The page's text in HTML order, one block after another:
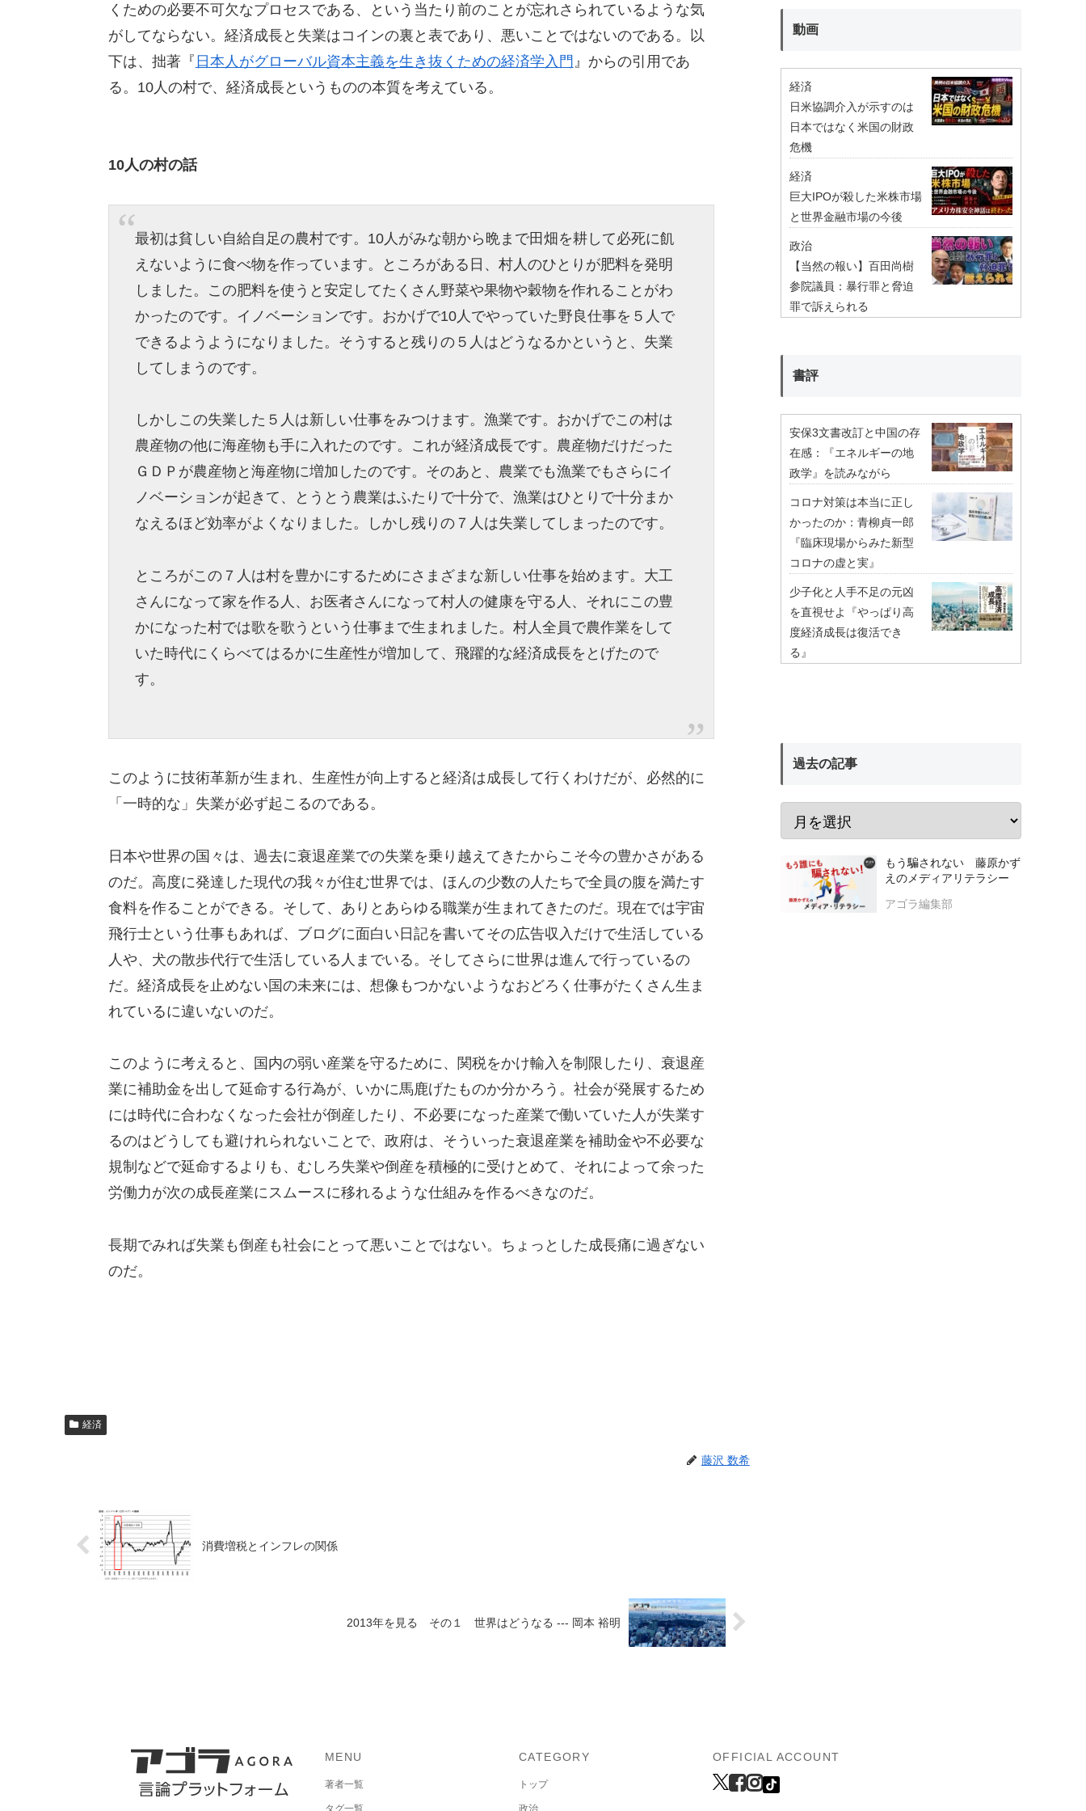
くための必要不可欠なプロセスである、という当たり前のことが忘れさられているような気
がしてならない。経済成長と失業はコインの裏と表であり、悪いことではないのである。以
下は、拙著『 日本人がグローバル資本主義を生き抜くための経済学入門 』からの引用であ
る。10人の村で、経済成長というものの本質を考えている。
10人の村の話
最初は貧しい自給自足の農村です。10人がみな朝から晩まで田畑を耕して必死に飢
えないように食べ物を作っています。ところがある日、村人のひとりが肥料を発明
しました。この肥料を使うと安定してたくさん野菜や果物や穀物を作れることがわ
かったのです。イノベーションです。おかげで10人でやっていた野良仕事を５人で
できるようようになりました。そうすると残りの５人はどうなるかというと、失業
してしまうのです。
しかしこの失業した５人は新しい仕事をみつけます。漁業です。おかげでこの村は
農産物の他に海産物も手に入れたのです。これが経済成長です。農産物だけだった
ＧＤＰが農産物と海産物に増加したのです。そのあと、農業でも漁業でもさらにイ
ノベーションが起きて、とうとう農業はふたりで十分で、漁業はひとりで十分まか
なえるほど効率がよくなりました。しかし残りの７人は失業してしまったのです。
ところがこの７人は村を豊かにするためにさまざまな新しい仕事を始めます。大工
さんになって家を作る人、お医者さんになって村人の健康を守る人、それにこの豊
かになった村では歌を歌うという仕事まで生まれました。村人全員で農作業をして
いた時代にくらべてはるかに生産性が増加して、飛躍的な経済成長をとげたので
す。
このように技術革新が生まれ、生産性が向上すると経済は成長して行くわけだが、必然的に
「一時的な」失業が必ず起こるのである。
日本や世界の国々は、過去に衰退産業での失業を乗り越えてきたからこそ今の豊かさがある
のだ。高度に発達した現代の我々が住む世界では、ほんの少数の人たちで全員の腹を満たす
食料を作ることができる。そして、ありとあらゆる職業が生まれてきたのだ。現在では宇宙
飛行士という仕事もあれば、ブログに面白い日記を書いてその広告収入だけで生活している
人や、犬の散歩代行で生活している人までいる。そしてさらに世界は進んで行っているの
だ。経済成長を止めない国の未来には、想像もつかないようなおどろく仕事がたくさん生ま
れているに違いないのだ。
このように考えると、国内の弱い産業を守るために、関税をかけ輸入を制限したり、衰退産
業に補助金を出して延命する行為が、いかに馬鹿げたものか分かろう。社会が発展するため
には時代に合わなくなった会社が倒産したり、不必要になった産業で働いていた人が失業す
るのはどうしても避けれられないことで、政府は、そういった衰退産業を補助金や不必要な
規制などで延命するよりも、むしろ失業や倒産を積極的に受けとめて、それによって余った
労働力が次の成長産業にスムースに移れるような仕組みを作るべきなのだ。
長期でみれば失業も倒産も社会にとって悪いことではない。ちょっとした成長痛に過ぎない
のだ。
経済
藤沢 数希
消費増税とインフレの関係
2013年を見る その１ 世界はどうなる --- 岡本 裕明
動画
経済
日米協調介入が示すのは
日本ではなく米国の財政
危機
経済
巨大IPOが殺した米株市場
と世界金融市場の今後
政治
【当然の報い】百田尚樹
参院議員：暴行罪と脅迫
罪で訴えられる
書評
安保3文書改訂と中国の存
在感：『エネルギーの地
政学』を読みながら
コロナ対策は本当に正し
かったのか：青柳貞一郎
『臨床現場からみた新型
コロナの虚と実』
少子化と人手不足の元凶
を直視せよ『やっぱり高
度経済成長は復活でき
る』
過去の記事
もう騙されない 藤原かず
えのメディアリテラシー
アゴラ編集部
MENU
著者一覧
タグ一覧
CATEGORY
トップ
政治
OFFICIAL ACCOUNT